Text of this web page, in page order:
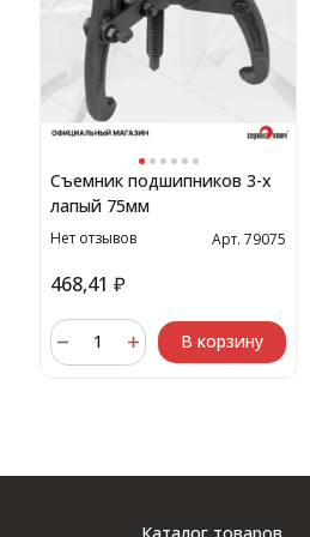
Съемник подшипников 3-х
лапый 75мм
Нет отзывов Арт. 79075
468,41 ₽
В корзину